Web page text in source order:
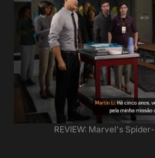
REVIEW: Marvel's